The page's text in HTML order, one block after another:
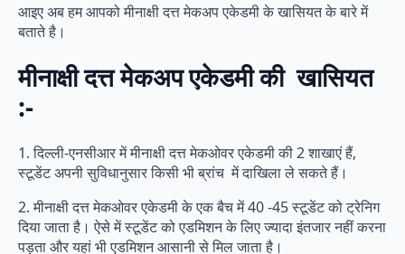
आइए अब हम आपको मीनाक्षी दत्त मेकअप एकेडमी के खासियत के बारे में
बताते है।
मीनाक्षी दत्त मेकअप एकेडमी की खासियत
:-
1. दिल्ली-एनसीआर में मीनाक्षी दत्त मेकओवर एकेडमी की 2 शाखाएं हैं,
स्टूडेंट अपनी सुविधानुसार किसी भी ब्रांच में दाखिला ले सकते हैं।
2. मीनाक्षी दत्त मेकओवर एकेडमी के एक बैच में 40 -45 स्टूडेंट को ट्रेनिग
दिया जाता है। ऐसे में स्टूडेंट को एडमिशन के लिए ज्यादा इंतजार नहीं करना
पड़ता और यहां भी एडमिशन आसानी से मिल जाता है।